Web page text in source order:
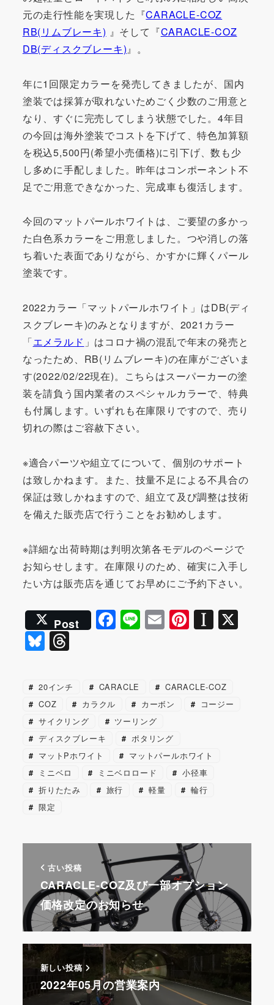
元の走行性能を実現した『CARACLE-COZ
RB(リムブレーキ) 』そして『CARACLE-COZ
DB(ディスクブレーキ)』。
年に1回限定カラーを発売してきましたが、国内
塗装では採算が取れないためごく少数のご用意と
なり、すぐに完売してしまう状態でした。4年目
の今回は海外塗装でコストを下げて、特色加算額
を税込5,500円(希望小売価格)に引下げ、数も少
し多めに手配しました。昨年はコンポーネント不
足でご用意できなかった、完成車も復活します。
今回のマットパールホワイトは、ご要望の多かっ
た白色系カラーをご用意しました。つや消しの落
ち着いた表面でありながら、かすかに輝くパール
塗装です。
2022カラー「マットパールホワイト」はDB(ディ
スクブレーキ)のみとなりますが、2021カラー
「エメラルド 」はコロナ禍の混乱で年末の発売と
なったため、RB(リムブレーキ)の在庫がございま
す(2022/02/22現在)。こちらはスーパーカーの塗
装を請負う国内業者のスペシャルカラーで、特典
も付属します。いずれも在庫限りですので、売り
切れの際はご容赦下さい。
※適合パーツや組立てについて、個別のサポート
は致しかねます。また、技量不足による不具合の
保証は致しかねますので、組立て及び調整は技術
を備えた販売店で行うことをお勧めします。
※詳細な出荷時期は判明次第各モデルのページで
お知らせします。在庫限りのため、確実に入手し
たい方は販売店を通じてお早めにご予約下さい。
Post F
e
b
o
o
k
Li E
l
Pi
e
st
In
p
a
Bl
e
s
k
y
T
e
a
d
s
20インチ CARACLE
CARACLE-COZ
COZ
カラクル カーボン
コージー
サイクリング
ツーリング
ディスクブレーキ
ポタリング
マットPホワイト
マットパールホワイト
ミニベロ
ミニベロロード
小径車
折りたたみ
旅行 軽量
輪行
限定
古い投稿
CARACLE-COZ及び一部オプション
価格改定のお知らせ
新しい投稿
2022年05月の営業案内